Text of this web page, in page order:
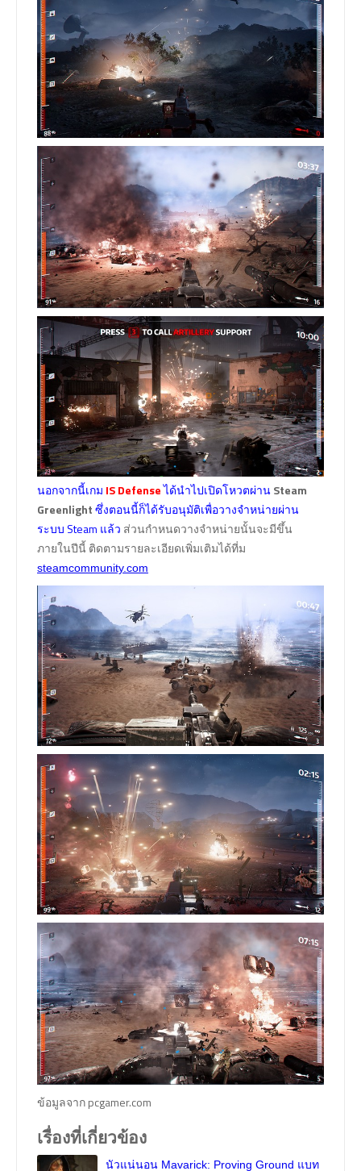
นอกจากนี้เกม IS Defenseได้นำไปเปิดโหวตผ่านSteam
Greenlightซึ่งตอนนี้ก็ได้รับอนุมัติเพื่อวางจำหน่ายผ่าน
ระบบ Steam แล้ว ส่วนกำหนดวางจำหน่ายนั้นจะมีขึ้น
ภายในปีนี้ ติดตามรายละเอียดเพิ่มเติมได้ที่ม
steamcommunity.com
ข้อมูลจาก pcgamer.com
เรื่องที่เกี่ยวข้อง
นัวแน่นอน Mavarick: Proving Ground แบท